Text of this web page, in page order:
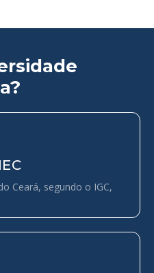
Ceará, segundo o IGC,